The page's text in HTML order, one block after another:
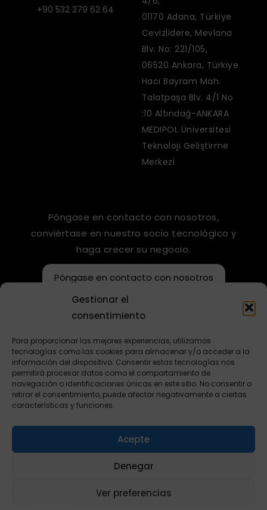
Gestionar el
consentimiento
Para proporcionar las mejores experiencias, utilizamos
tecnologías como las cookies para almacenar y/o acceder a la
información del dispositivo. Consentir estas tecnologías nos
permitirá procesar datos como el comportamiento de
navegación o identificaciones únicas en este sitio. No consentir o
retirar el consentimiento, puede afectar negativamente a ciertas
características y funciones.
Acepte
Denegar
Ver preferencias
+90 532 379 62 64
01170 Adana, Türkiye
Cevizlidere, Mevlana
Blv. No: 221/105,
06520 Ankara, Türkiye
Hacı Bayram Mah.
Talatpaşa Blv. 4/1 No
:10 Altındağ-ANKARA
MEDIPOL Üniversitesi
Teknoloji Geliştirme
Merkezi
Póngase en contacto con nosotros,
conviértase en nuestro socio tecnológico y
haga crecer su negocio.
Póngase en contacto con nosotros
Política de privacidad
El Libro
Blanco
FR